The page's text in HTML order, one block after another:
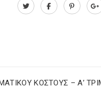
ΚΟΣΤΟΥΣ – Α’